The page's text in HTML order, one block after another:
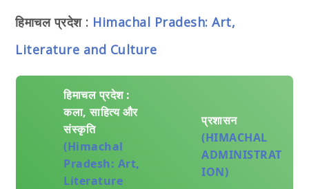
हिमाचल प्रदेश : Himachal Pradesh: Art,
Literature and Culture
हिमाचल प्रदेश :
कला, साहित्य और
संस्कृति
(Himachal
Pradesh: Art,
Literature
प्रशासन
(HIMACHAL
ADMINISTRAT
ION)